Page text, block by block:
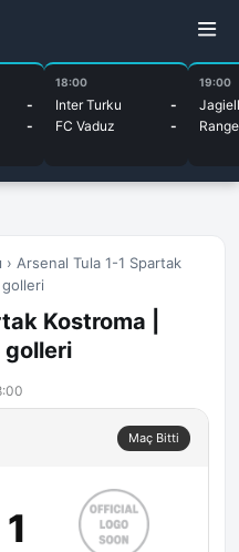
-
-
18:00
Inter Turku
-
FC Vaduz
-
19:00
› Arsenal Tula 1-1 Spartak
Kostroma |
golleri
Maç Bitti